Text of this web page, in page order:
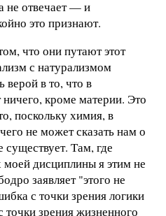
не отвечает — и
это признают.
что они путают этот
с натурализмом
верой в то, что в
кроме материи. Это
поскольку химия, в
не может сказать нам о
существует. Там, где
дисциплины я этим не
заявляет "этого не
с точки зрения логики
зрения жизненного